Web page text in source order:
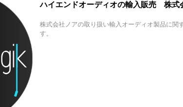
ハイエンドオーディオの輸入販売 株式
株式会社ノアの取り扱い輸入オーディオ製品に関
す。